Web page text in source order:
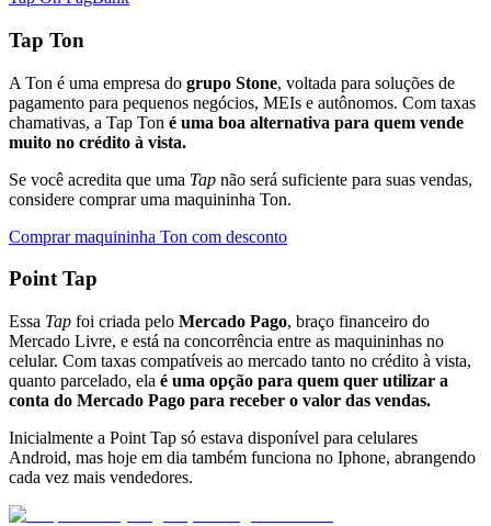
Tap Ton
A Ton é uma empresa do grupo Stone, voltada para soluções de
pagamento para pequenos negócios, MEIs e autônomos. Com taxas
chamativas, a Tap Ton é uma boa alternativa para quem vende
muito no crédito à vista.
Se você acredita que uma Tap não será suficiente para suas vendas,
considere comprar uma maquininha Ton.
Comprar maquininha Ton com desconto
Point Tap
Essa Tap foi criada pelo Mercado Pago, braço financeiro do
Mercado Livre, e está na concorrência entre as maquininhas no
celular. Com taxas compatíveis ao mercado tanto no crédito à vista,
quanto parcelado, ela é uma opção para quem quer utilizar a
conta do Mercado Pago para receber o valor das vendas.
Inicialmente a Point Tap só estava disponível para celulares
Android, mas hoje em dia também funciona no Iphone, abrangendo
cada vez mais vendedores.